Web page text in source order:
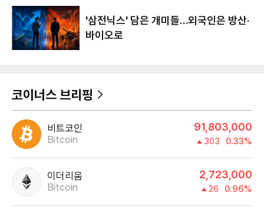
'삼전닉스' 담은 개미들…외국인은 방산·
바이오로
코이너스 브리핑
비트코인
Bitcoin
91,803,000
303 0.33%
이더리움
Bitcoin
2,723,000
26 0.96%